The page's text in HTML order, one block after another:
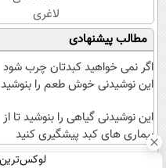
جوان و
بدون
افتادگی
لاغری
آسان را
رقم زد!
مطالب پیشنهادی
اگر نمی خواهید کبدتان چرب شود
این نوشیدنی خوش طعم را بنوشید
این نوشیدنی گیاهی را بنوشید تا از
بیماری های کبد پیشگیری کنید